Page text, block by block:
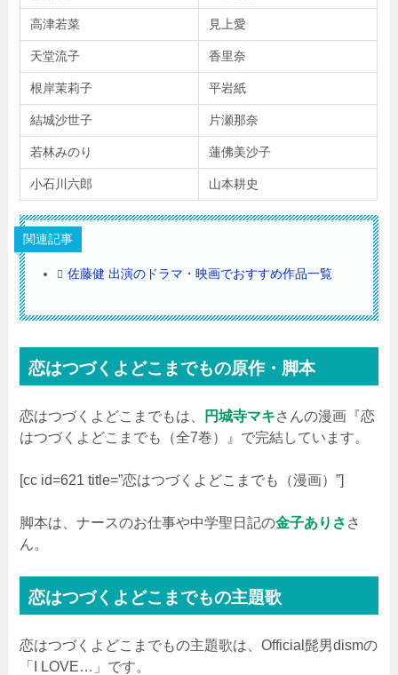
高津若菜 見上愛
天堂流子 香里奈
根岸茉莉子 平岩紙
結城沙世子 片瀬那奈
若林みのり 蓮佛美沙子
小石川六郎 山本耕史
関連記事
佐藤健 出演のドラマ・映画でおすすめ作品一覧
恋はつづくよどこまでもの原作・脚本
恋はつづくよどこまでもは、 円城寺マキさんの漫画『恋
はつづくよどこまでも（全7巻）』で完結しています。
[cc id=621 title=”恋はつづくよどこまでも（漫画）”]
脚本は、ナースのお仕事や中学聖日記の金子ありさ さ
ん。
恋はつづくよどこまでもの主題歌
恋はつづくよどこまでもの主題歌は、Official髭男dismの
「I LOVE…」です。